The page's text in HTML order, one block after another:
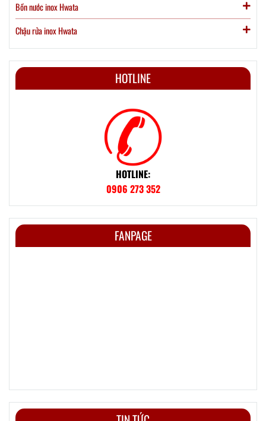
Bồn nước inox Hwata
Chậu rửa inox Hwata
HOTLINE
HOTLINE:
0906 273 352
FANPAGE